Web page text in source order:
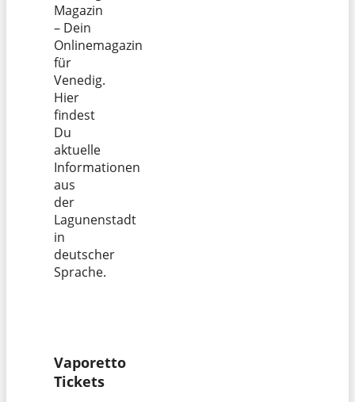
Magazin
– Dein
Onlinemagazin
für
Venedig.
Hier
findest
Du
aktuelle
Informationen
aus
der
Lagunenstadt
in
deutscher
Sprache.
Vaporetto
Tickets